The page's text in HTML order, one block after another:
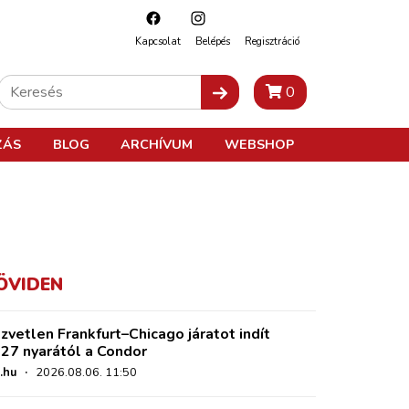
Kapcsolat Belépés Regisztráció
0
BLOG ARCHÍVUM WEBSHOP
Frankfurt–Chicago járatot indít
nyarától a Condor
· 2026.08.06. 11:50